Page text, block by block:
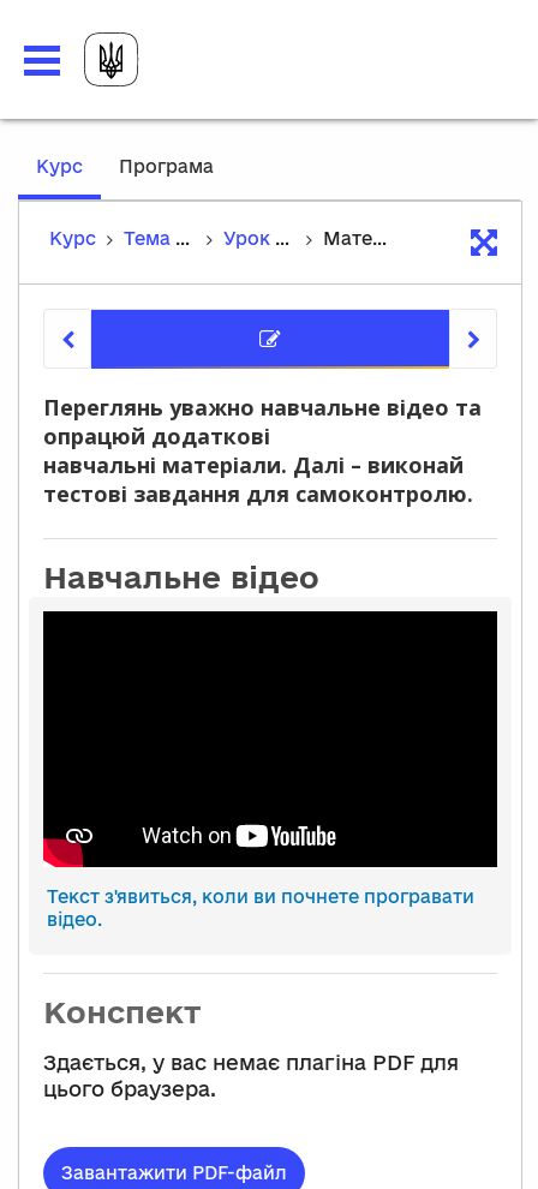
Курс,
Програма
Курс Тема 2. Про минулі часи Урок 27. Ідея самопожертви. Характеристика образу Климка. Художні особливості твору Матеріали уроку
Переглянь уважно навчальне відео та
опрацюй додаткові
навчальні матеріали. Далі – виконай
тестові завдання для самоконтролю.
Навчальне відео
Текст з'явиться, коли ви почнете програвати
відео.
Конспект
Здається, у вас немає плагіна PDF для
цього браузера.
Завантажити PDF-файл